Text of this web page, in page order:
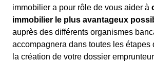
immobilier a pour rôle de vous aider à
immobilier le plus avantageux
auprès des différents organismes
accompagnera dans toutes les étapes
la création de votre dossier